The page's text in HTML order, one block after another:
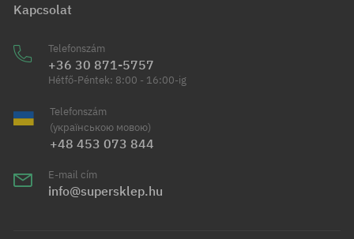
Kapcsolat
Telefonszám
+36 30 871-5757
Hétfő-Péntek: 8:00 - 16:00-ig
Telefonszám
(українською мовою)
+48 453 073 844
E-mail cím
info@supersklep.hu